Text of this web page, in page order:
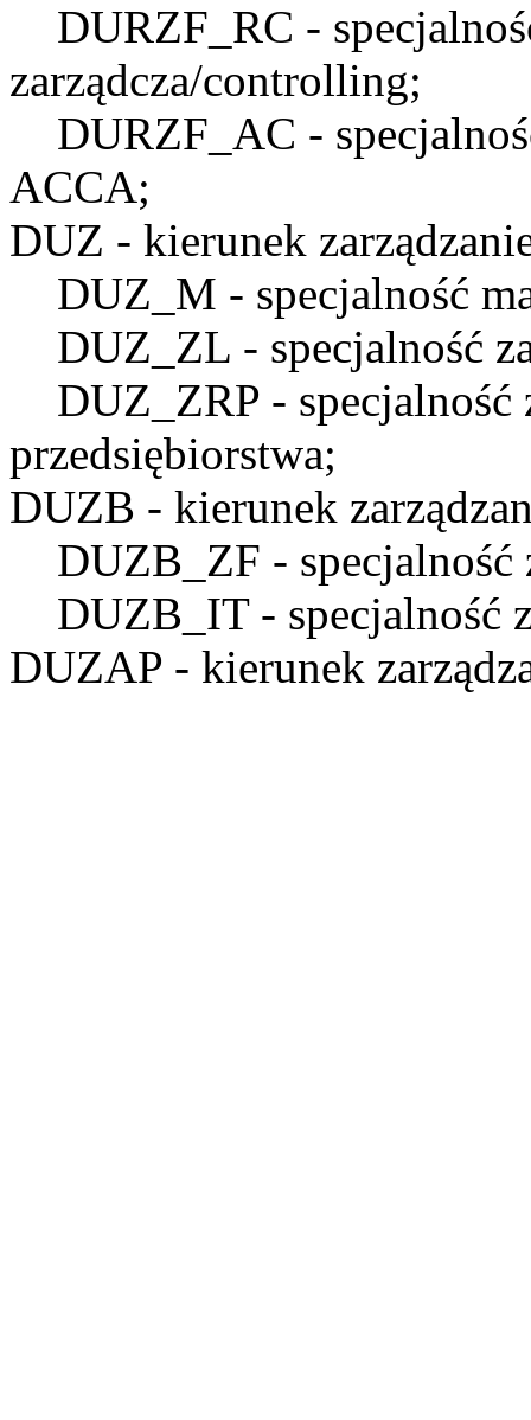
DURZF_RC -
zarządcza/controlling;
DURZF_AC -
ACCA;
DUZ - kierunek
DUZ_M - specjalność
DUZ_ZL - specjalność
DUZ_ZRP - specjalność
przedsiębiorstwa;
DUZB - kierunek
DUZB_ZF - specjalność
DUZB_IT- specjalność
DUZAP - kierunek